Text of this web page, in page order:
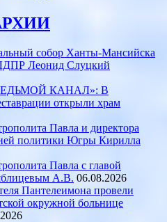
собор Ханты-Мансийска
ЛДПР Леонид Слуцкий
КАНАЛ»: В
открыли храм
Павла и директора
политики Югры Кирилла
Павла с главой
А.В. 06.08.2026
Пантелеимона провели
окружной больнице